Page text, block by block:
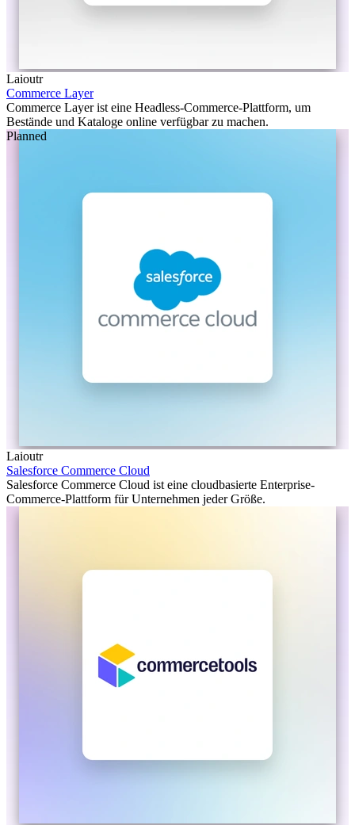
Laioutr
Commerce Layer
Commerce Layer ist eine Headless-Commerce-Plattform, um
Bestände und Kataloge online verfügbar zu machen.
Planned
Laioutr
Salesforce Commerce Cloud
Salesforce Commerce Cloud ist eine cloudbasierte Enterprise-
Commerce-Plattform für Unternehmen jeder Größe.